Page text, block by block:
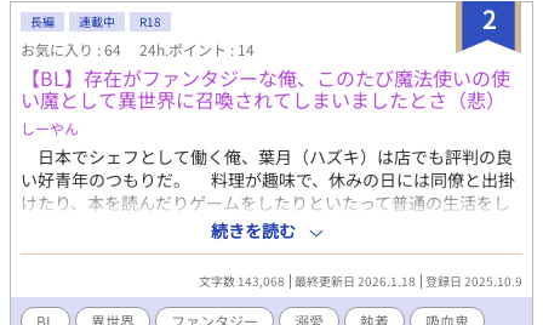
※妖怪モノの執着攻めなので、倫理的に問題がある描写も含まれ
る可能性が高いです。 ※受けが女体化します。また、男体Verと女
体Verどちらにも行為シーンが存在します。 ※表紙イラストはあニ
キさんに描いていただきました！ あニキさん、誠にありがとうご
ざいます！！
2
長編 連載中 R18
お気に入り : 64 24h.ポイント : 14
【BL】存在がファンタジーな俺、このたび魔法使いの使
い魔として異世界に召喚されてしまいましたとさ（悲）
しーやん
日本でシェフとして働く俺、葉月（ハズキ）は店でも評判の良
い好青年のつもりだ。 料理が趣味で、休みの日には同僚と出掛
けたり、本を読んだりゲームをしたりといたって普通の生活をし
ている。 そんな俺はある時、魔法使いの使い魔として異世界に
召喚されてしまう。俺を召喚した魔法使いであるアレイン・スト
レイヤー曰く、人間は召喚できないはずらしい。 しかし困っ
た。アレインの魔法は正しい。 俺、本当は人間じゃないんだよ
な。 100年ちょっと生きてる吸血鬼ってのが俺の正体。 そん
続きを読む
文字数 143,068 最終更新日 2026.1.18 登録日 2025.10.9
BL 異世界 ファンタジー 溺愛 執着
吸血鬼